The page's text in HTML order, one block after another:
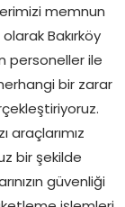
memnun
Bakırköy
personeller ile
bir zarar
araçlarımız
bir şekilde
güvenliği